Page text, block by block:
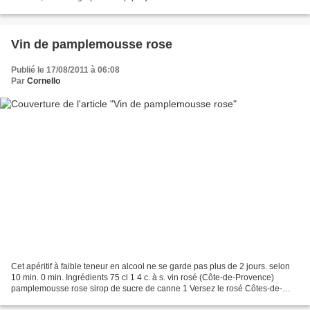
Vin de pamplemousse rose
Publié le 17/08/2011 à 06:08
Par Cornello
Cet apéritif à faible teneur en alcool ne se garde pas plus de 2 jours. selon
10 min. 0 min. Ingrédients 75 cl 1 4 c. à s. vin rosé (Côte-de-Provence)
pamplemousse rose sirop de sucre de canne 1 Versez le rosé Côtes-de-